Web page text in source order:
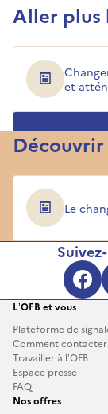
Aller plus
et
Découvrir
Le
L’OFB et vous
Plateforme de
Comment contacter
Travailler à l’OFB
Espace presse
FAQ
Nos offres